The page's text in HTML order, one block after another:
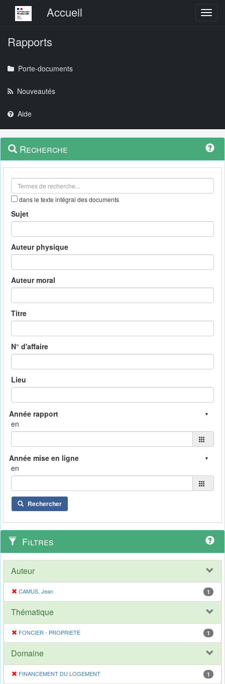
Menu principalAccueil
Rapports
Porte-documents
Nouveautés
Aide
Navigation
outils
Menu
contextuel
Recherche
dans le texte intégral des documents
Sujet
Auteur physique
Auteur moral
Titre
N° d'affaire
Lieu
en
en
Rechercher
Filtres
Auteur
CAMUS, Jean 1
Thématique
FONCIER - PROPRIETE 1
Domaine
FINANCEMENT DU LOGEMENT 1